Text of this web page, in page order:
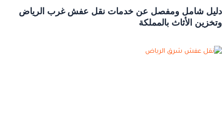
دليل شامل ومفصل عن خدمات نقل عفش غرب الرياض
وتخزين الأثاث بالمملكة